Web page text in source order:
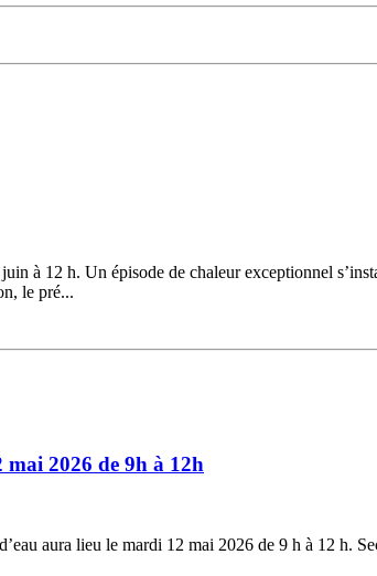
à 12 h. Un épisode de chaleur exceptionnel
le pré...
2026 de 9h à 12h
aura lieu le mardi 12 mai 2026 de 9 h à 12 h.